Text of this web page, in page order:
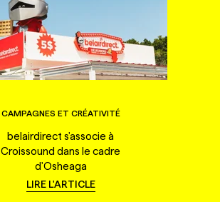
CAMPAGNES ET CRÉATIVITÉ
belairdirect s'associe à
Croissound dans le cadre
d'Osheaga
LIRE L'ARTICLE